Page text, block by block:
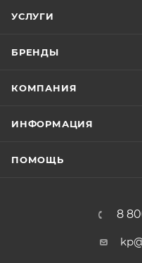
УСЛУГИ
БРЕНДЫ
КОМПАНИЯ
ИНФОРМАЦИЯ
ПОМОЩЬ
8